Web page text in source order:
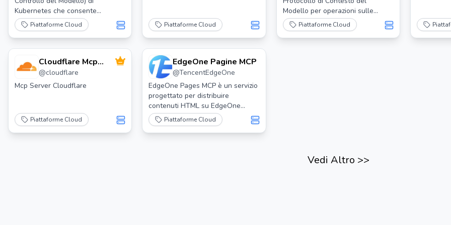
Kubernetes che consente
l'interazione con i cluster
Kubernetes tramite strumenti MCP.
Piattaforme Cloud Piattaforme Cloud
Modello per operazioni sulle
risorse AWS
Piattaforme Cloud
Cloudflare Mcp
Server
@cloudflare
Mcp Server Cloudflare
Piattaforme Cloud
EdgeOne Pagine MCP
@TencentEdgeOne
EdgeOne Pages MCP è un servizio
progettato per distribuire
contenuti HTML su EdgeOne
Pages, consentendo agli utenti di
ottenere un URL accessibile
pubblicamente per i loro
Piattaforme Cloud
Vedi Altro >>